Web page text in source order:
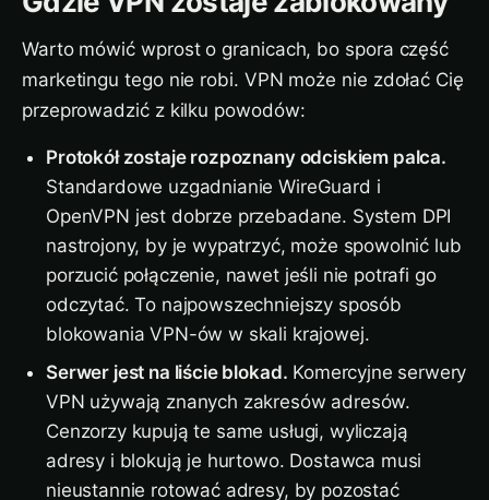
Warto mówić wprost o granicach, bo spora część
marketingu tego nie robi. VPN może nie zdołać Cię
przeprowadzić z kilku powodów:
Protokół zostaje rozpoznany odciskiem palca.
Standardowe uzgadnianie WireGuard i
OpenVPN jest dobrze przebadane. System DPI
nastrojony, by je wypatrzyć, może spowolnić lub
porzucić połączenie, nawet jeśli nie potrafi go
odczytać. To najpowszechniejszy sposób
blokowania VPN-ów w skali krajowej.
Serwer jest na liście blokad. Komercyjne serwery
VPN używają znanych zakresów adresów.
Cenzorzy kupują te same usługi, wyliczają
adresy i blokują je hurtowo. Dostawca musi
nieustannie rotować adresy, by pozostać